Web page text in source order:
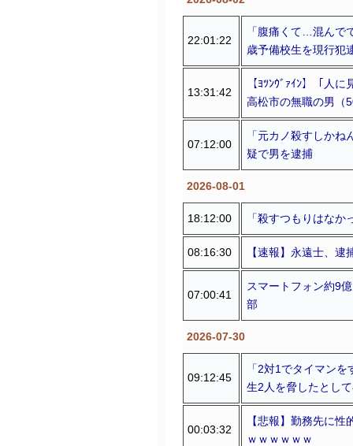
22:01:22
「腹痛くて…混ん
歳予備校生を現行
13:31:42
【ﾖﾂﾝｳﾞｧｲﾝ】「人
高松市の無職の男（
07:12:00
「元カノ殺すしか
疑で男を逮捕
2026-08-01
18:12:00 「殺すつもりはな
08:16:30 【速報】永遠士、逮
07:00:41
スマートフォン約9
部
2026-07-30
09:12:45
「2対1でタイマン
生2人を脅したとし
00:03:32
【悲報】勤務先に
ｗｗｗｗｗｗ